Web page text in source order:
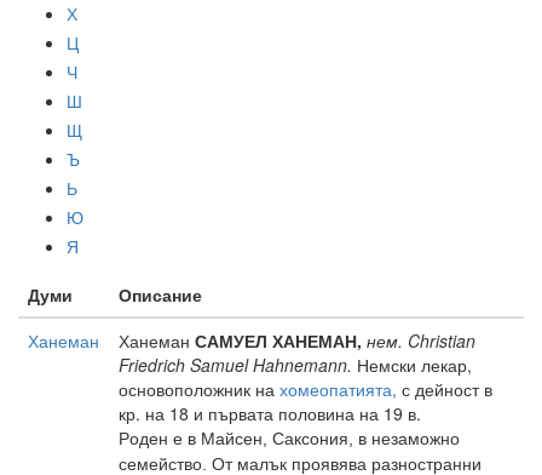
Х
Ц
Ч
Ш
Щ
Ъ
Ь
Ю
Я
Думи
Описание
Ханеман
Ханеман САМУЕЛ ХАНЕМАН, нем. Christian
Friedrich Samuel Hahnemann. Немски лекар,
основоположник на хомеопатията, с дейност в
кр. на 18 и първата половина на 19 в.
Роден е в Майсен, Саксония, в незаможно
семейство. От малък проявява разностранни